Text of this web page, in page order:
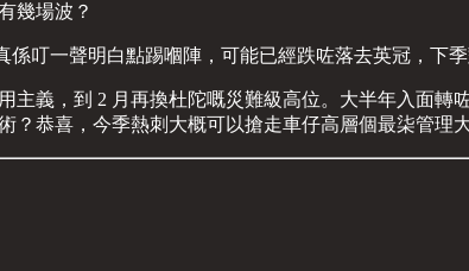
幾場波？
叮一聲明白點踢嗰陣，可能已經跌咗落去英冠，下季
義，到 2 月再換杜陀嘅災難級高位。大半年入面轉
恭喜，今季熱刺大概可以搶走車仔高層個最柒管理大